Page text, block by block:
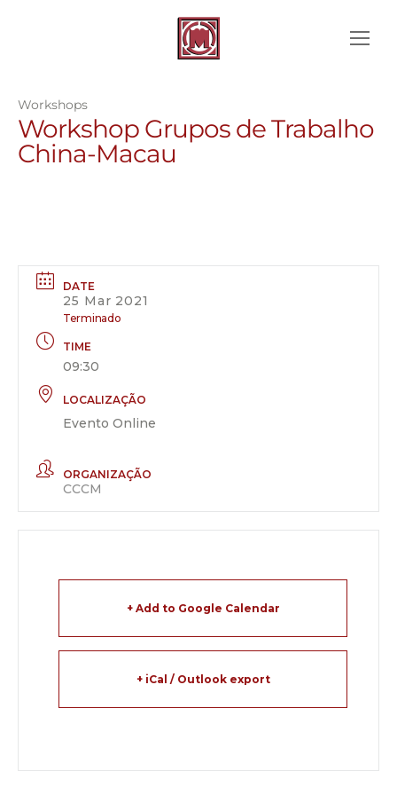
Workshops
Workshop Grupos de Trabalho
China-Macau
DATE
25 Mar 2021
Terminado
TIME
09:30
LOCALIZAÇÃO
Evento Online
ORGANIZAÇÃO
CCCM
+ Add to Google Calendar
+ iCal / Outlook export